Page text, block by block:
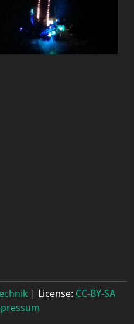
| License: CC-BY-SA